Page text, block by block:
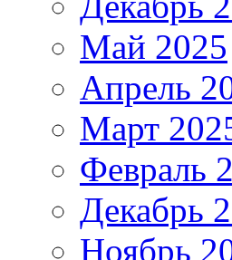
Май 2025
Апрель
Март
Февраль
Декабрь
Ноябрь